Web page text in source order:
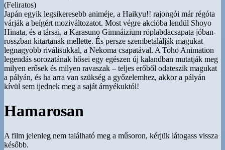
(Feliratos)
Japán egyik legsikeresebb animéje, a Haikyu!! rajongói már régóta
várják a beígért moziváltozatot. Most végre akcióba lendül Shoyo
Hinata, és a társai, a Karasuno Gimnáizium röplabdacsapata jóban-
rosszban kitartanak mellette. És persze szembetalálják magukat
legnagyobb riválisukkal, a Nekoma csapatával. A Toho Animation
legendás sorozatának hősei egy egészen új kalandban mutatják meg
milyen erősek és milyen ravaszak – teljes erőből odateszik magukat
a pályán, és ha arra van szükség a győzelemhez, akkor a pályán
kívül sem ijednek meg a saját árnyékuktól!
Hamarosan
A film jelenleg nem található meg a műsoron, kérjük látogass vissza
később.